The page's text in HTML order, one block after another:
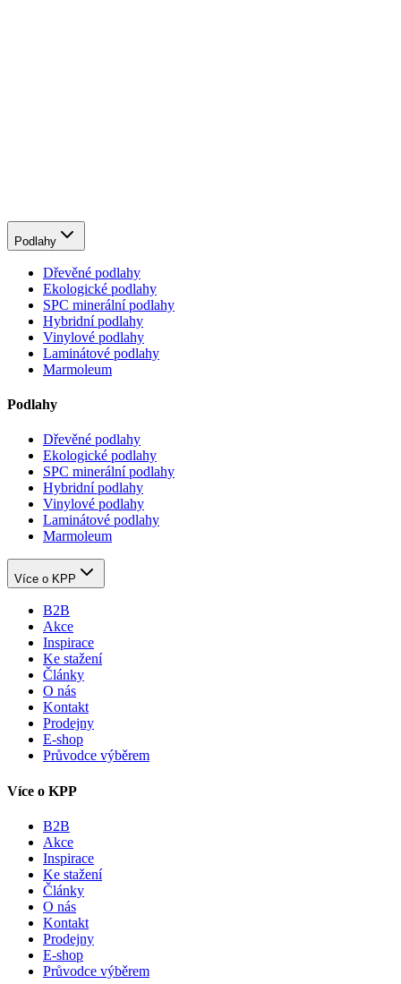
Podlahy
Dřevěné podlahy
Ekologické podlahy
SPC minerální podlahy
Hybridní podlahy
Vinylové podlahy
Laminátové podlahy
Marmoleum
Podlahy
Dřevěné podlahy
Ekologické podlahy
SPC minerální podlahy
Hybridní podlahy
Vinylové podlahy
Laminátové podlahy
Marmoleum
Více o KPP
B2B
Akce
Inspirace
Ke stažení
Články
O nás
Kontakt
Prodejny
E-shop
Průvodce výběrem
Více o KPP
B2B
Akce
Inspirace
Ke stažení
Články
O nás
Kontakt
Prodejny
E-shop
Průvodce výběrem